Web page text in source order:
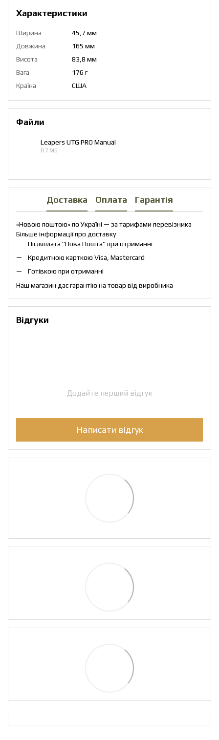
Характеристики
Ширина
45,7 мм
Довжина
165 мм
Висота
83,8 мм
Вага
176 г
Країна
США
Файли
Leapers UTG PRO Manual
0.7 МБ
Доставка Оплата Гарантія
«Новою поштою» по Україні — за тарифами перевізника
Більше інформації про доставку
Післяплата "Нова Пошта" при отриманні
Кредитною карткою Visa, Mastercard
Готівкою при отриманні
Наш магазин дає гарантію на товар від виробника
Відгуки
Додайте перший відгук
Написати відгук